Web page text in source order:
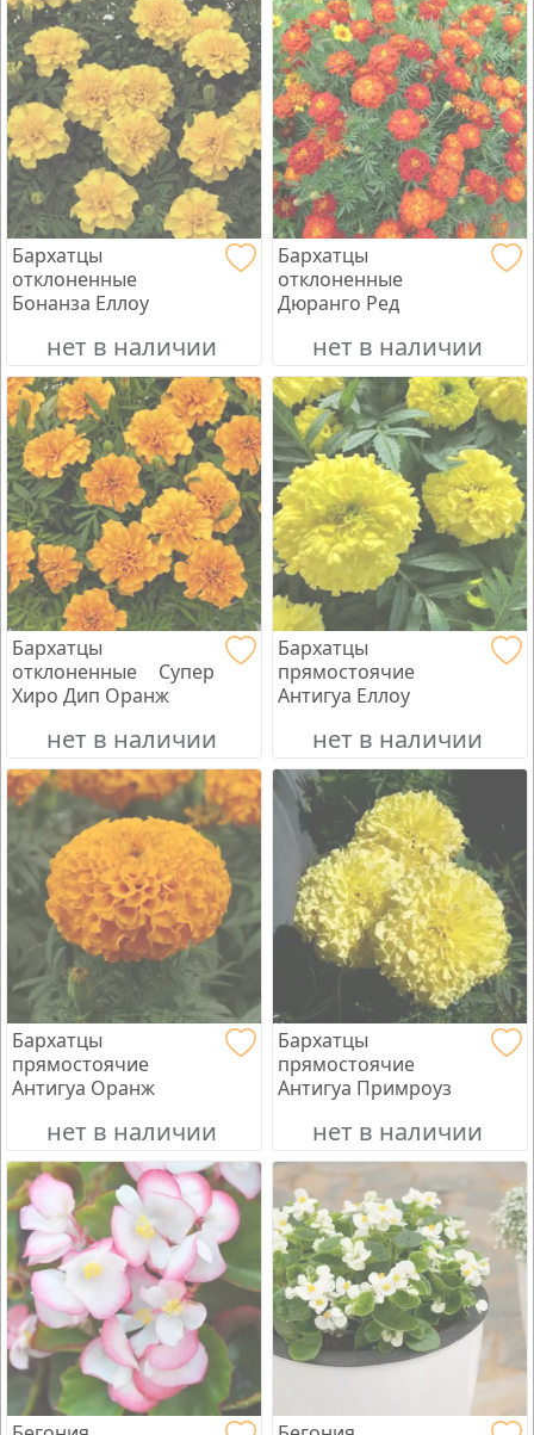
Бархатцы
отклоненные
Бонанза Еллоу
нет в наличии
Бархатцы
отклоненные
Дюранго Ред
нет в наличии
Бархатцы
отклоненные Супер
Хиро Дип Оранж
нет в наличии
Бархатцы
прямостоячие
Антигуа Еллоу
нет в наличии
Бархатцы
прямостоячие
Антигуа Оранж
нет в наличии
Бархатцы
прямостоячие
Антигуа Примроуз
нет в наличии